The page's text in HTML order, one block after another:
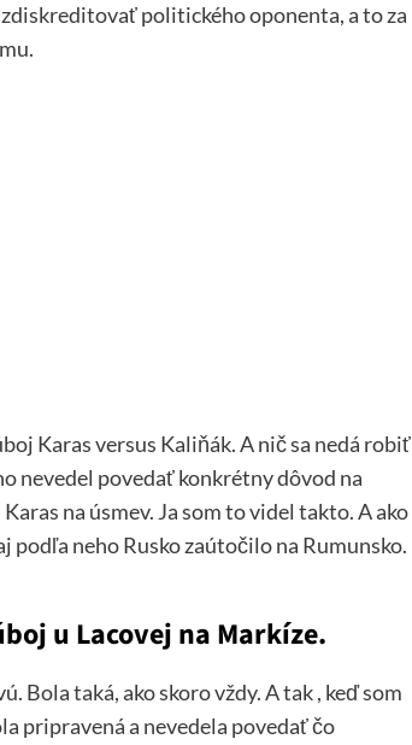
politického oponenta, a to za
Karas versus Kaliňák. A nič sa nedá robiť
nevedel povedať konkrétny dôvod na
na úsmev. Ja som to videl takto. A ako
neho Rusko zaútočilo na Rumunsko.
u Lacovej na Markíze.
Bola taká, ako skoro vždy. A tak , keď som
pripravená a nevedela povedať čo